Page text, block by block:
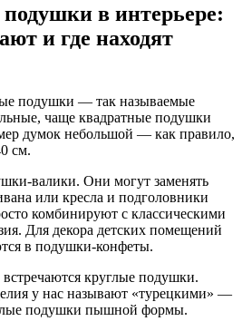
в интерьере:
и где находят
подушки — так называемые
чаще квадратные подушки
думок небольшой — как правило,
см.
валики. Они могут заменять
или кресла и подголовники
комбинируют с классическими
Для декора детских помещений
в подушки-конфеты.
круглые подушки.
у нас называют «турецкими» —
подушки пышной формы.